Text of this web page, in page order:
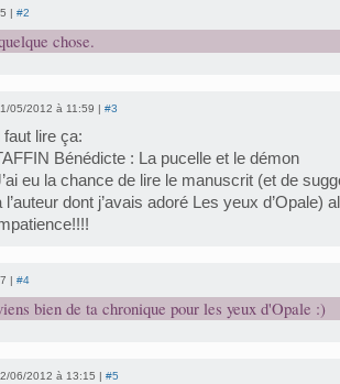
| #2
chose.
05/2012 à 11:59 | #3
faut lire ça:
Bénédicte : La pucelle et le démon
eu la chance de lire le manuscrit (et de
l’auteur dont j’avais adoré Les yeux d’Opale)
| #4
bien de ta chronique pour les yeux d'Opale :)
06/2012 à 13:15 | #5